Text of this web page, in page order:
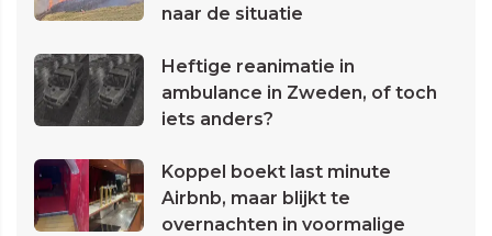
naar de situatie
Heftige reanimatie in
ambulance in Zweden, of toch
iets anders?
Koppel boekt last minute
Airbnb, maar blijkt te
overnachten in voormalige